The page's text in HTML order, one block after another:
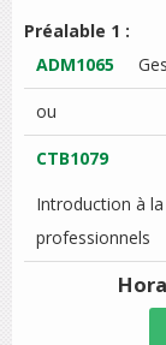
Préalable 1 :
ADM1065
ou
CTB1079
Introduction à
professionnels